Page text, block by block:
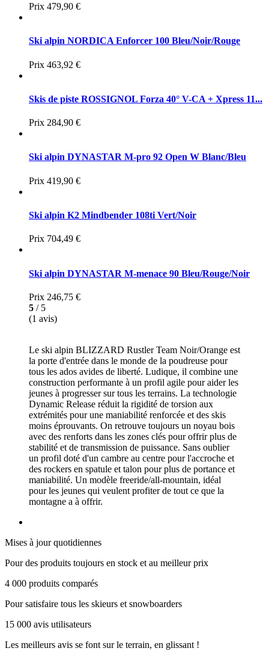
Prix 479,90 €
Ski alpin NORDICA Enforcer 100 Bleu/Noir/Rouge
Prix 463,92 €
Skis de piste ROSSIGNOL Forza 40° V-CA + Xpress 11...
Prix 284,90 €
Ski alpin DYNASTAR M-pro 92 Open W Blanc/Bleu
Prix 419,90 €
Ski alpin K2 Mindbender 108ti Vert/Noir
Prix 704,49 €
Ski alpin DYNASTAR M-menace 90 Bleu/Rouge/Noir
Prix 246,75 €
5 / 5
(1 avis)
Le ski alpin BLIZZARD Rustler Team Noir/Orange est
la porte d'entrée dans le monde de la poudreuse pour
tous les ados avides de liberté. Ludique, il combine une
construction performante à un profil agile pour aider les
jeunes à progresser sur tous les terrains. La technologie
Dynamic Release réduit la rigidité de torsion aux
extrémités pour une maniabilité renforcée et des skis
moins éprouvants. On retrouve toujours un noyau bois
avec des renforts dans les zones clés pour offrir plus de
stabilité et de transmission de puissance. Sans oublier
un profil doté d'un cambre au centre pour l'accroche et
des rockers en spatule et talon pour plus de portance et
maniabilité. Un modèle freeride/all-mountain, idéal
pour les jeunes qui veulent profiter de tout ce que la
montagne a à offrir.
Mises à jour quotidiennes
Pour des produits toujours en stock et au meilleur prix
4 000 produits comparés
Pour satisfaire tous les skieurs et snowboarders
15 000 avis utilisateurs
Les meilleurs avis se font sur le terrain, en glissant !